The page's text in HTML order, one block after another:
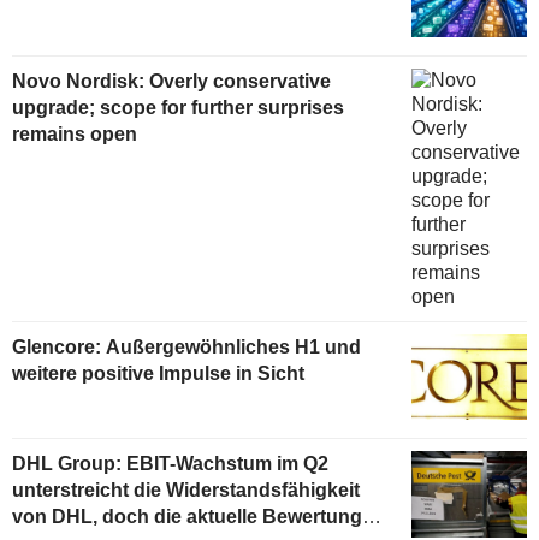
Novo Nordisk: Overly conservative
upgrade; scope for further surprises
remains open
Glencore: Außergewöhnliches H1 und
weitere positive Impulse in Sicht
DHL Group: EBIT-Wachstum im Q2
unterstreicht die Widerstandsfähigkeit
von DHL, doch die aktuelle Bewertung